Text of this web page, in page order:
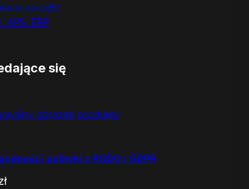
sprzętu
APS, ERP
się
polityki z RODO i GDPR